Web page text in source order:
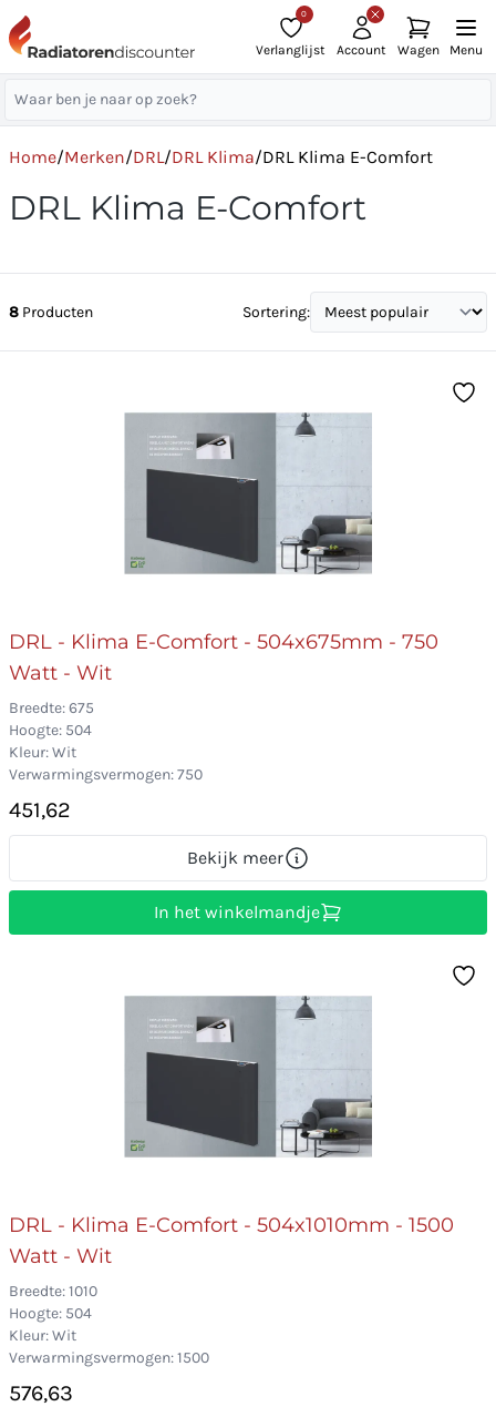
0
Verlanglijst Account Wagen Menu
Home/Merken/DRL/DRL Klima/DRL Klima E-Comfort
DRL Klima E-Comfort
8 Producten Sortering:
DRL - Klima E-Comfort - 504x675mm - 750
Watt - Wit
Breedte: 675
Hoogte: 504
Kleur: Wit
Verwarmingsvermogen: 750
451,62
Bekijk meer
In het winkelmandje
DRL - Klima E-Comfort - 504x1010mm - 1500
Watt - Wit
Breedte: 1010
Hoogte: 504
Kleur: Wit
Verwarmingsvermogen: 1500
576,63